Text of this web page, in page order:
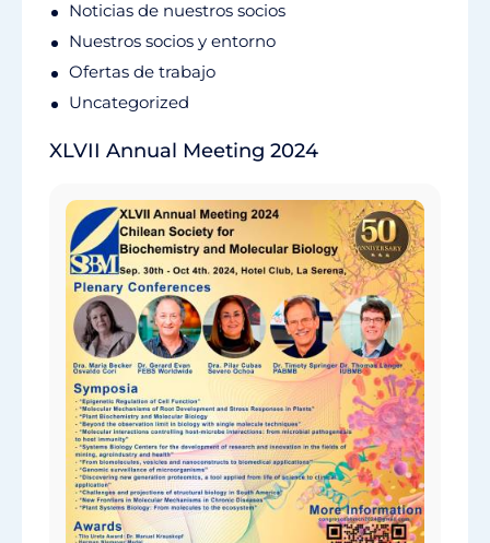
Noticias de nuestros socios
Nuestros socios y entorno
Ofertas de trabajo
Uncategorized
XLVII Annual Meeting 2024